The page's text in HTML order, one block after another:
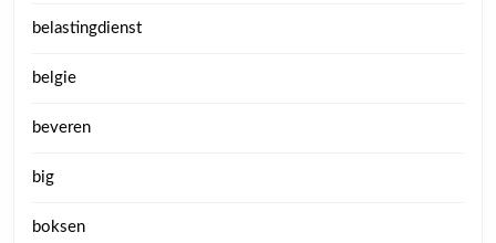
belastingdienst
belgie
beveren
big
boksen